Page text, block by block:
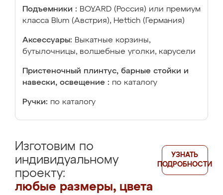
Подъемники : BOYARD (Россия) или премиум
класса Blum (Австрия), Hettich (Германия)
Аксессуары: Выкатные корзины,
бутылочницы, волшебные уголки, карусели
Пристеночный плинтус, барные стойки и
навески, освещение : по каталогу
Ручки: по каталогу
Изготовим по
индивидуальному
проекту:
любые размеры, цвета
УЗНАТЬ
ПОДРОБНОСТИ